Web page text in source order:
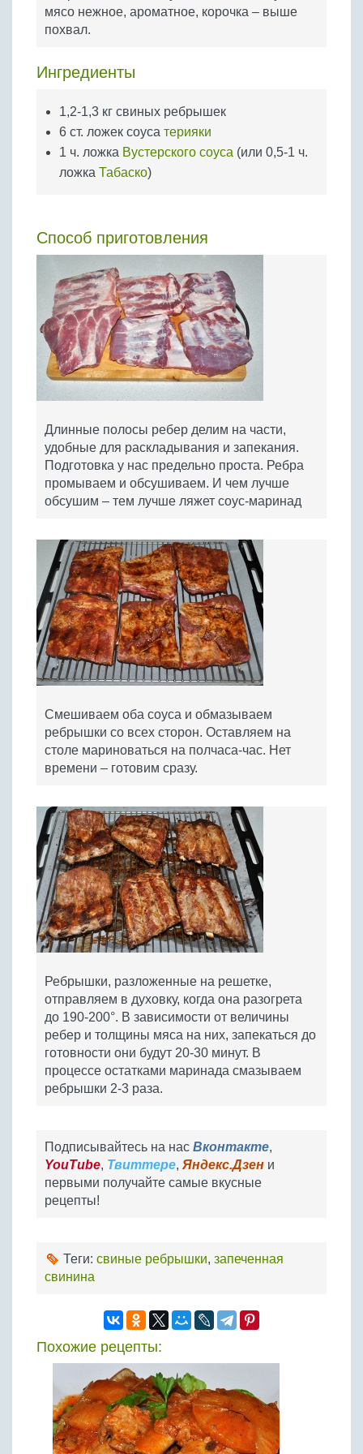
Бобовые
Яйца
мясо нежное, ароматное, корочка – выше
похвал.
Ингредиенты
1,2-1,3 кг свиных ребрышек
6 ст. ложек соуса терияки
1 ч. ложка Вустерского соуса (или 0,5-1 ч.
ложка Табаско)
Способ приготовления
Длинные полосы ребер делим на части,
удобные для раскладывания и запекания.
Подготовка у нас предельно проста. Ребра
промываем и обсушиваем. И чем лучше
обсушим – тем лучше ляжет соус-маринад
Смешиваем оба соуса и обмазываем
ребрышки со всех сторон. Оставляем на
столе мариноваться на полчаса-час. Нет
времени – готовим сразу.
Ребрышки, разложенные на решетке,
отправляем в духовку, когда она разогрета
до 190-200°. В зависимости от величины
ребер и толщины мяса на них, запекаться до
готовности они будут 20-30 минут. В
процессе остатками маринада смазываем
ребрышки 2-3 раза.
Подписывайтесь на нас Вконтакте,
YouTube, Твиттере, Яндекс.Дзен и
первыми получайте самые вкусные
рецепты!
Теги: свиные ребрышки, запеченная
свинина
Похожие рецепты: